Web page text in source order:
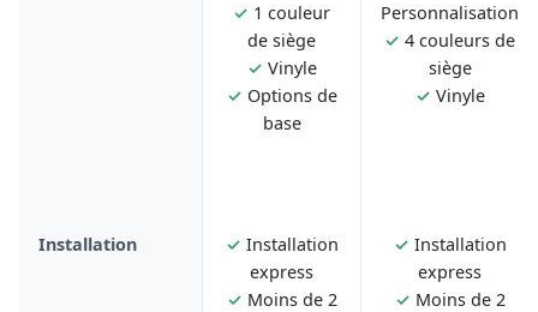
✓ 1 couleur
de siège
✓ Vinyle
✓ Options de
base
Personnalisation
✓ 4 couleurs de
siège
✓ Vinyle
Installation ✓ Installation
express
✓ Moins de 2
✓ Installation
express
✓ Moins de 2